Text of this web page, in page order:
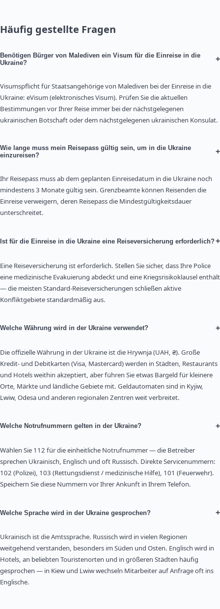
Häufig gestellte Fragen
Benötigen Bürger von Malediven ein Visum für die Einreise in die
Ukraine?
+
Visumspflicht für Staatsangehörige von Malediven bei der Einreise in die
Ukraine: eVisum (elektronisches Visum). Prüfen Sie die aktuellen
Bestimmungen vor Ihrer Reise immer bei der nächstgelegenen
ukrainischen Botschaft oder dem nächstgelegenen ukrainischen Konsulat.
Wie lange muss mein Reisepass gültig sein, um in die Ukraine
einzureisen?
+
Ihr Reisepass muss ab dem geplanten Einreisedatum in die Ukraine noch
mindestens 3 Monate gültig sein. Grenzbeamte können Reisenden die
Einreise verweigern, deren Reisepass die Mindestgültigkeitsdauer
unterschreitet.
Ist für die Einreise in die Ukraine eine Reiseversicherung erforderlich?+
Eine Reiseversicherung ist erforderlich. Stellen Sie sicher, dass Ihre Police
eine medizinische Evakuierung abdeckt und eine Kriegsrisikoklausel enthält
— die meisten Standard-Reiseversicherungen schließen aktive
Konfliktgebiete standardmäßig aus.
Welche Währung wird in der Ukraine verwendet? +
Die offizielle Währung in der Ukraine ist die Hrywnja (UAH, ₴). Große
Kredit- und Debitkarten (Visa, Mastercard) werden in Städten, Restaurants
und Hotels weithin akzeptiert, aber führen Sie etwas Bargeld für kleinere
Orte, Märkte und ländliche Gebiete mit. Geldautomaten sind in Kyjiw,
Lwiw, Odesa und anderen regionalen Zentren weit verbreitet.
Welche Notrufnummern gelten in der Ukraine? +
Wählen Sie 112 für die einheitliche Notrufnummer — die Betreiber
sprechen Ukrainisch, Englisch und oft Russisch. Direkte Servicenummern:
102 (Polizei), 103 (Rettungsdienst / medizinische Hilfe), 101 (Feuerwehr).
Speichern Sie diese Nummern vor Ihrer Ankunft in Ihrem Telefon.
Welche Sprache wird in der Ukraine gesprochen? +
Ukrainisch ist die Amtssprache. Russisch wird in vielen Regionen
weitgehend verstanden, besonders im Süden und Osten. Englisch wird in
Hotels, an beliebten Touristenorten und in größeren Städten häufig
gesprochen — in Kiew und Lwiw wechseln Mitarbeiter auf Anfrage oft ins
Englische.